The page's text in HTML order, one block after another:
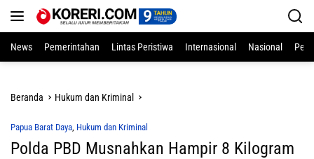
News
Pemerintahan Lintas Peristiwa Internasional Nasional
Beranda Hukum dan Kriminal
Papua Barat Daya, Hukum dan Kriminal
Polda PBD Musnahkan Hampir 8 Kilogram